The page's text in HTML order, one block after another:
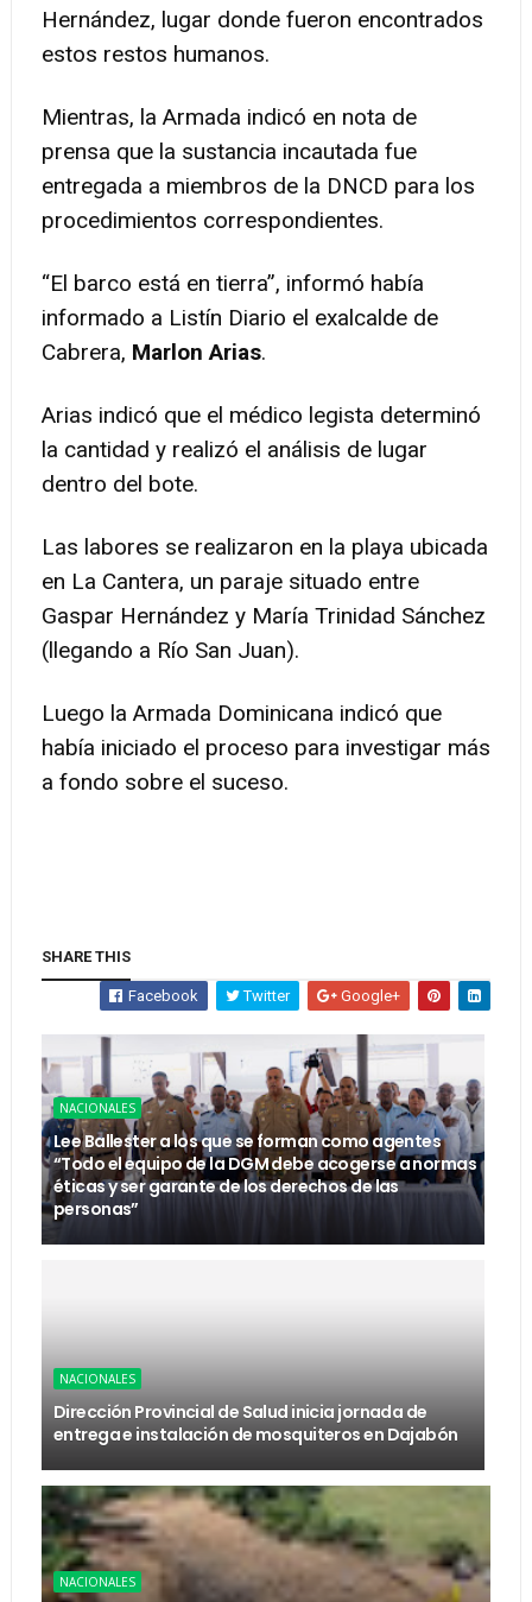
Hernández, lugar donde fueron encontrados
estos restos humanos.
Mientras, la Armada indicó en nota de
prensa que la sustancia incautada fue
entregada a miembros de la DNCD para los
procedimientos correspondientes.
“El barco está en tierra”, informó había
informado a Listín Diario el exalcalde de
Cabrera, Marlon Arias.
Arias indicó que el médico legista determinó
la cantidad y realizó el análisis de lugar
dentro del bote.
Las labores se realizaron en la playa ubicada
en La Cantera, un paraje situado entre
Gaspar Hernández y María Trinidad Sánchez
(llegando a Río San Juan).
Luego la Armada Dominicana indicó que
había iniciado el proceso para investigar más
a fondo sobre el suceso.
SHARE THIS
Facebook Twitter Google+
NACIONALES
Lee Ballester a los que se forman como agentes
“Todo el equipo de la DGM debe acogerse a normas
éticas y ser garante de los derechos de las
personas”
NACIONALES
Dirección Provincial de Salud inicia jornada de
entrega e instalación de mosquiteros en Dajabón
NACIONALES